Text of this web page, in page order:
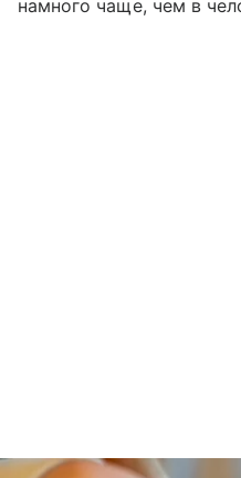
намного чаще, чем в